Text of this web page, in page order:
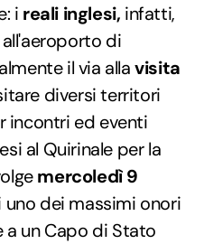
i reali inglesi, infatti,
all'aeroporto di
il via allavisita
diversi territori
incontri ed eventi
al Quirinale per la
mercoledì 9
dei massimi onori
un Capo di Stato